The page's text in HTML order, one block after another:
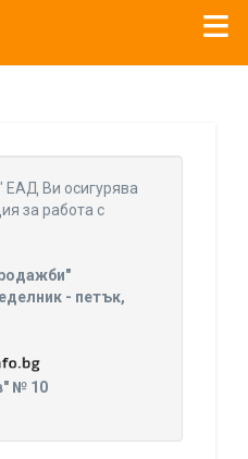
с настоящото съобщение
че „Нет Инфо“ ЕАД (
Adwiseсчитано от
г
ЕАД Ви осигурява
за работа с
- петък,
№ 10